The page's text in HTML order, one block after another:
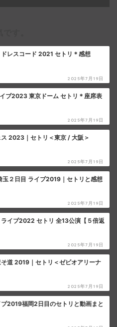
レスコード 2021 セトリ＊感想
2025年7月19日
ブ2023 東京ドーム セトリ＊座席表
2025年7月19日
2023｜セトリ＜東京 / 大阪＞
2025年7月19日
玉２日目 ライブ2019｜セトリと感想
2025年7月19日
イブ2022 セトリ 全13公演【５倍返
2025年7月19日
そ道 2019｜セトリ＜ゼビオアリーナ
2025年7月19日
2019福岡2日目のセトリと動画まと